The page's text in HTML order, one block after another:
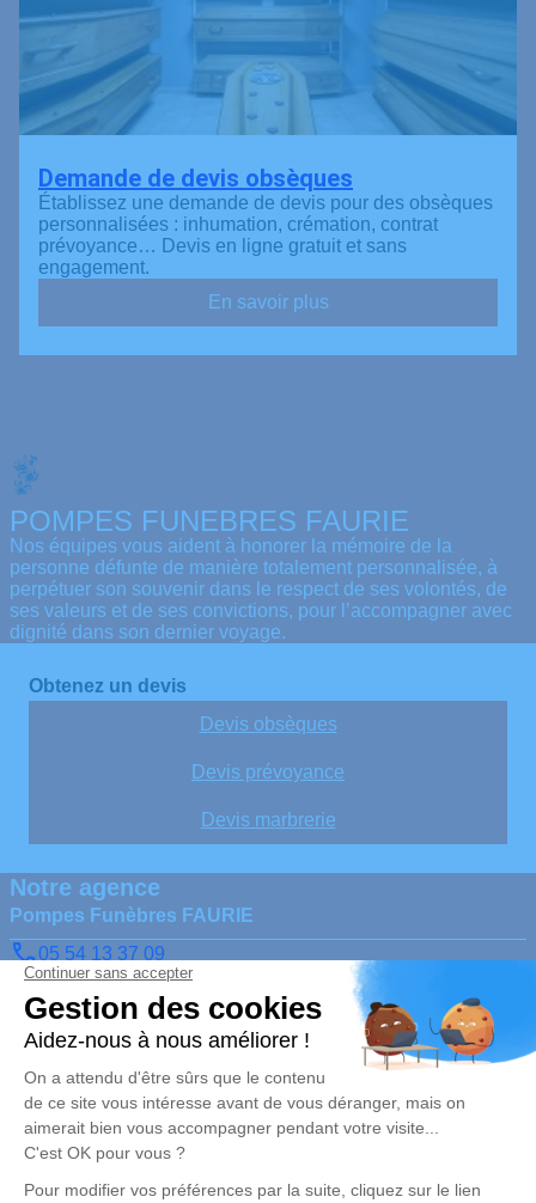
Demande de devis obsèques
Établissez une demande de devis pour des obsèques
personnalisées : inhumation, crémation, contrat
prévoyance… Devis en ligne gratuit et sans
engagement.
En savoir plus
POMPES FUNEBRES FAURIE
Nos équipes vous aident à honorer la mémoire de la
personne défunte de manière totalement personnalisée, à
perpétuer son souvenir dans le respect de ses volontés, de
ses valeurs et de ses convictions, pour l’accompagner avec
dignité dans son dernier voyage.
Obtenez un devis
Devis obsèques
Devis prévoyance
Devis marbrerie
Notre agence
Pompes Funèbres FAURIE
05 54 13 37 09
faurie.87@orange.fr
5, impasse des Bouguillons – 87160 – Saint-Sulpice-les-
Feuilles
Nos Services
Organiser des obsèques
Monuments funéraires
Services aux familles
Liens utiles
Avis de décès
Demande de rendez-vous en